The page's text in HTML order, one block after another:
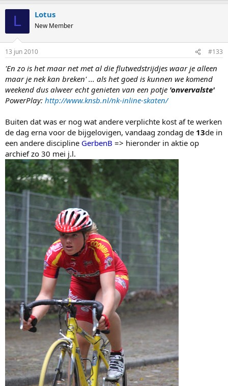
5 317 Laura van Ramshorst Nijkerk Gld 5 8 4 17
6 29 Elsemieke van Maaren Zuilichem 10 6 5 21
7 21 Marieke Kroes Staphorst 11 5 6 22
8 303 Manon Floris Wormer 6 9 7 22
9 57 Iris Scholtens Marknesse 7 7 9 23
10 58 Corina Dijkstra Nijeholtwolde 8 11 13 32
11 159 Dominique Lommers Arnhem 9 14 10 33
12 280 Patricia van Bommel Brakel 12 12 11 35
13 353 Laura Fronik Purmerend 13 10 14 37
14 70 Merel Halfweeg Nibbixwoud 14 13 16 43
15 318 Auktje Eppinga Appelscha 16 16 12 44
17 23 Ulrike Weerman Nijeholtwolde 17 17 15 49
L Lotus
New Member
13 jun 2010 #133
'En zo is het maar net met al die flutwedstrijdjes waar je alleen
maar je nek kan breken' ... als het goed is kunnen we komend
weekend dus alweer echt genieten van een potje 'onvervalste'
PowerPlay: http://www.knsb.nl/nk-inline-skaten/
Buiten dat was er nog wat andere verplichte kost af te werken
de dag erna voor de bijgelovigen, vandaag zondag de 13de in
een andere discipline GerbenB => hieronder in aktie op
archief zo 30 mei j.l.